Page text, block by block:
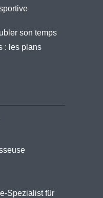
son temps
: les plans
Spezialist für